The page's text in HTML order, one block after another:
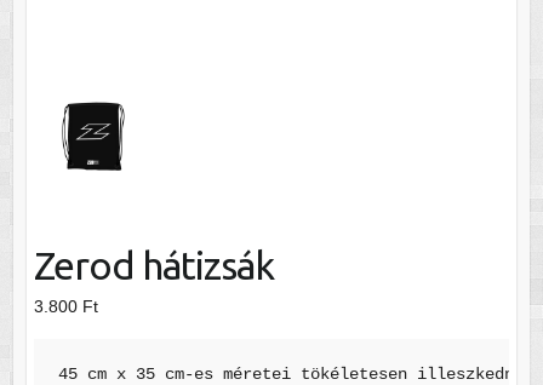
Zerod hátizsák
3.800 Ft
45 cm x 35 cm-es méretei tökéletesen